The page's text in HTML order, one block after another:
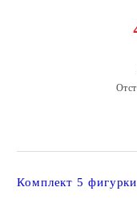
Комплект 5 фигурки